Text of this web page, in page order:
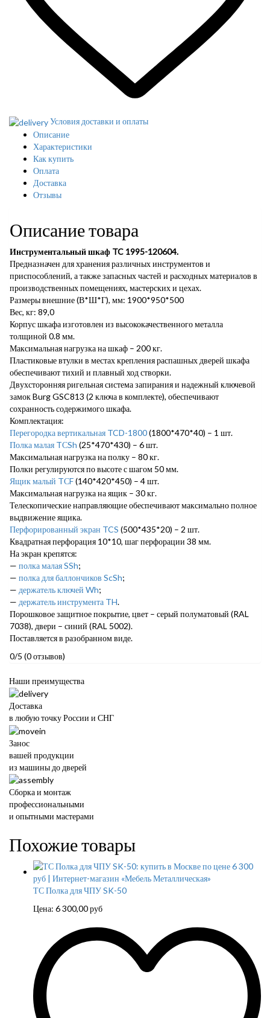
Условия доставки и оплаты
Описание
Характеристики
Как купить
Оплата
Доставка
Отзывы
Описание товара
Инструментальный шкаф TC 1995-120604.
Предназначен для хранения различных инструментов и
приспособлений, а также запасных частей и расходных материалов в
производственных помещениях, мастерских и цехах.
Размеры внешние (В*Ш*Г), мм: 1900*950*500
Вес, кг: 89,0
Корпус шкафа изготовлен из высококачественного металла
толщиной 0.8 мм.
Максимальная нагрузка на шкаф – 200 кг.
Пластиковые втулки в местах крепления распашных дверей шкафа
обеспечивают тихий и плавный ход створки.
Двухсторонняя ригельная система запирания и надежный ключевой
замок Burg GSC813 (2 ключа в комплекте), обеспечивают
сохранность содержимого шкафа.
Комплектация:
Перегородка вертикальная TCD-1800(1800*470*40) – 1 шт.
Полка малая TСSh (25*470*430) – 6 шт.
Максимальная нагрузка на полку – 80 кг.
Полки регулируются по высоте с шагом 50 мм.
Ящик малый TСF(140*420*450) – 4 шт.
Максимальная нагрузка на ящик – 30 кг.
Телескопические направляющие обеспечивают максимально полное
выдвижение ящика.
Перфорированный экран TCS (500*435*20) – 2 шт.
Квадратная перфорация 10*10, шаг перфорации 38 мм.
На экран крепятся:
— полка малая SSh;
— полка для баллончиков ScSh;
— держатель ключей Wh;
— держатель инструмента TH.
Порошковое защитное покрытие, цвет – серый полуматовый (RAL
7038), двери – синий (RAL 5002).
Поставляется в разобранном виде.
0/5 (0 отзывов)
Наши преимущества
Доставка
в любую точку России и СНГ
Занос
вашей продукции
из машины до дверей
Сборка и монтаж
профессиональными
и опытными мастерами
Похожие товары
ТС Полка для ЧПУ SK-50
Цена: 6 300,00руб